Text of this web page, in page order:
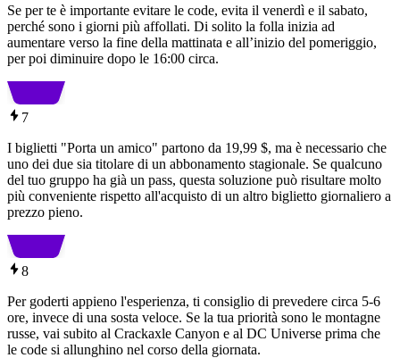
Se per te è importante evitare le code, evita il venerdì e il sabato,
perché sono i giorni più affollati. Di solito la folla inizia ad
aumentare verso la fine della mattinata e all’inizio del pomeriggio,
per poi diminuire dopo le 16:00 circa.
7
I biglietti "Porta un amico" partono da 19,99 $, ma è necessario che
uno dei due sia titolare di un abbonamento stagionale. Se qualcuno
del tuo gruppo ha già un pass, questa soluzione può risultare molto
più conveniente rispetto all'acquisto di un altro biglietto giornaliero a
prezzo pieno.
8
Per goderti appieno l'esperienza, ti consiglio di prevedere circa 5-6
ore, invece di una sosta veloce. Se la tua priorità sono le montagne
russe, vai subito al Crackaxle Canyon e al DC Universe prima che
le code si allunghino nel corso della giornata.